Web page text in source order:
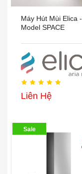
Máy Hút Mùi Elica -
Model SPACE
Liên Hệ
Sale